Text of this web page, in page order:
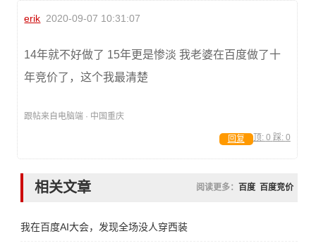
erik 2020-09-07 10:31:07
14年就不好做了 15年更是惨淡 我老婆在百度做了十
年竞价了，这个我最清楚
跟帖来自电脑端 · 中国重庆
顶: 0 踩: 0
回复
相关文章 阅读更多： 百度 百度竞价
我在百度AI大会，发现全场没人穿西装